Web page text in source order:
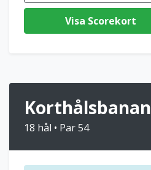
Visa Scorekort
Korthålsbanan
18 hål • Par 54